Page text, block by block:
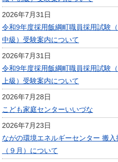
2026年7月31日
令和9年度採用飯綱町職員採用試験（
中級）受験案内について
2026年7月31日
令和9年度採用飯綱町職員採用試験（
上級）受験案内について
2026年7月28日
こども家庭センターいいづな
2026年7月23日
ながの環境エネルギーセンター 搬入
（９月）について